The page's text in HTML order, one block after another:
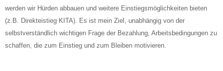
werden wir Hürden abbauen und weitere Einstiegsmöglichkeiten bieten
(z.B. Direkteistieg KITA). Es ist mein Ziel, unabhängig von der
selbstverständlich wichtigen Frage der Bezahlung, Arbeitsbedingungen zu
schaffen, die zum Einstieg und zum Bleiben motivieren.